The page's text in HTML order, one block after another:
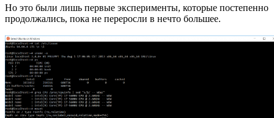
Но это были лишь первые эксперименты, которые постепенно
продолжались, пока не переросли в нечто большее.